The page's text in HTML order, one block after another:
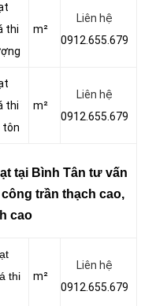
thi
m²
Liên hệ
0912.655.679
thi
tôn
m²
Liên hệ
0912.655.679
tại Bình Tân tư vấn
trần thạch cao,
cao
thi
m²
Liên hệ
0912.655.679